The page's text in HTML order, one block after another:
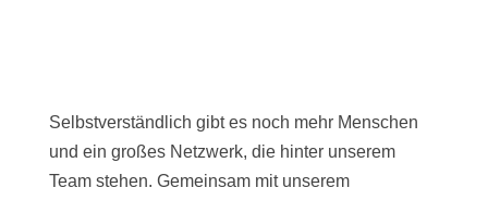
Selbstverständlich gibt es noch mehr Menschen
und ein großes Netzwerk, die hinter unserem
Team stehen. Gemeinsam mit unserem